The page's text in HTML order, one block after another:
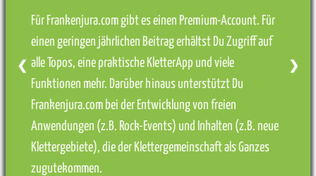
Für Frankenjura.com gibt es einen Premium-Account. Für
einen geringen jährlichen Beitrag erhältst Du Zugriff auf
alle Topos, eine praktische KletterApp und viele
Funktionen mehr. Darüber hinaus unterstützt Du
Frankenjura.com bei der Entwicklung von freien
Anwendungen (z.B. Rock-Events) und Inhalten (z.B. neue
Klettergebiete), die der Klettergemeinschaft als Ganzes
zugutekommen.
❮ ❯